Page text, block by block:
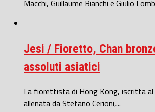
Macchi, Guillaume Bianchi e Giulio
Jesi / Fioretto, Chan
assoluti asiatici
La fiorettista di Hong Kong, iscritta al
allenata da Stefano Cerioni,...